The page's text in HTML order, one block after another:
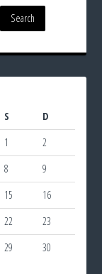
S
D
1
2
8
9
15
16
22
23
29 30